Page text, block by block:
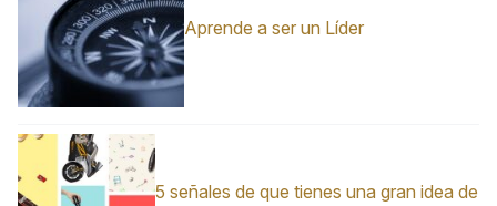
Aprende a ser un Líder
5 señales de que tienes una gran idea de